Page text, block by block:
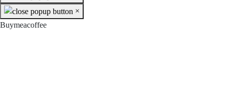
×
Buymeacoffee